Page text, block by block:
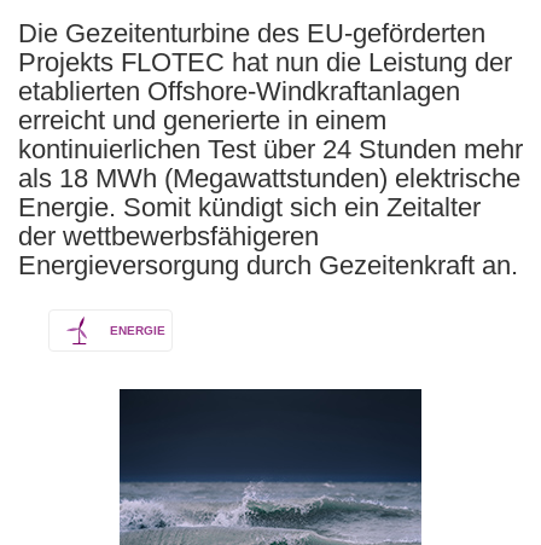
Die Gezeitenturbine des EU-geförderten
Projekts FLOTEC hat nun die Leistung der
etablierten Offshore-Windkraftanlagen
erreicht und generierte in einem
kontinuierlichen Test über 24 Stunden mehr
als 18 MWh (Megawattstunden) elektrische
Energie. Somit kündigt sich ein Zeitalter
der wettbewerbsfähigeren
Energieversorgung durch Gezeitenkraft an.
ENERGIE